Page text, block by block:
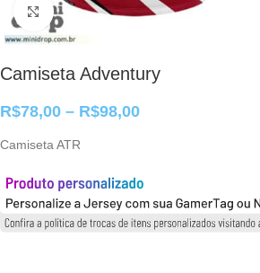
Clique para ampliar
Camiseta Adventury
R$78,00 – R$98,00
Camiseta ATR